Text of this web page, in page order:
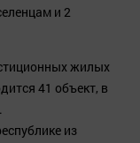
и 2
жилых
41 объект, в
из